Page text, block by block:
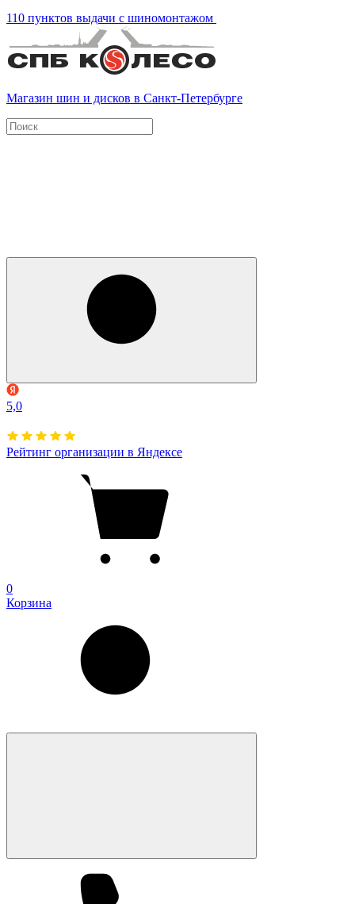
110 пунктов выдачи с шиномонтажом
Магазин шин и дисков в Санкт-Петербурге
5,0
Рейтинг организации в Яндексе
0
Корзина